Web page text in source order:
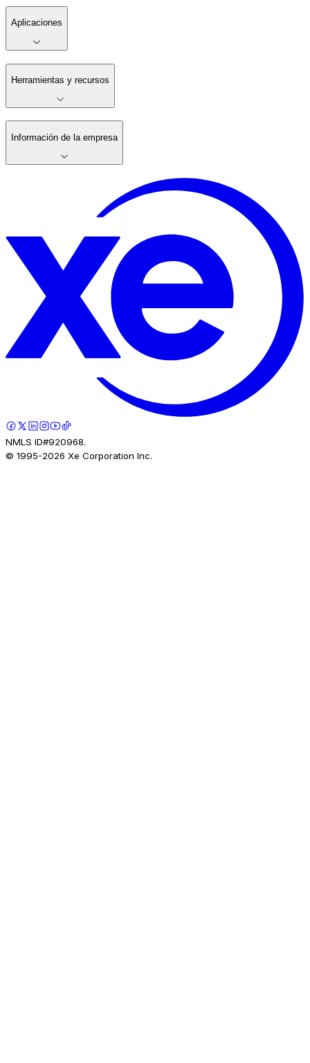
Aplicaciones
Herramientas y recursos
Información de la empresa
NMLS ID#920968.
© 1995-2026 Xe Corporation Inc.